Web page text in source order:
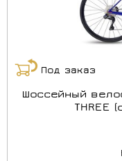
Под заказ
Шоссейный
THREE